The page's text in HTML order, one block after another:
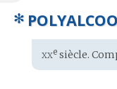
✻
Étymologie
:
xxesiècle.